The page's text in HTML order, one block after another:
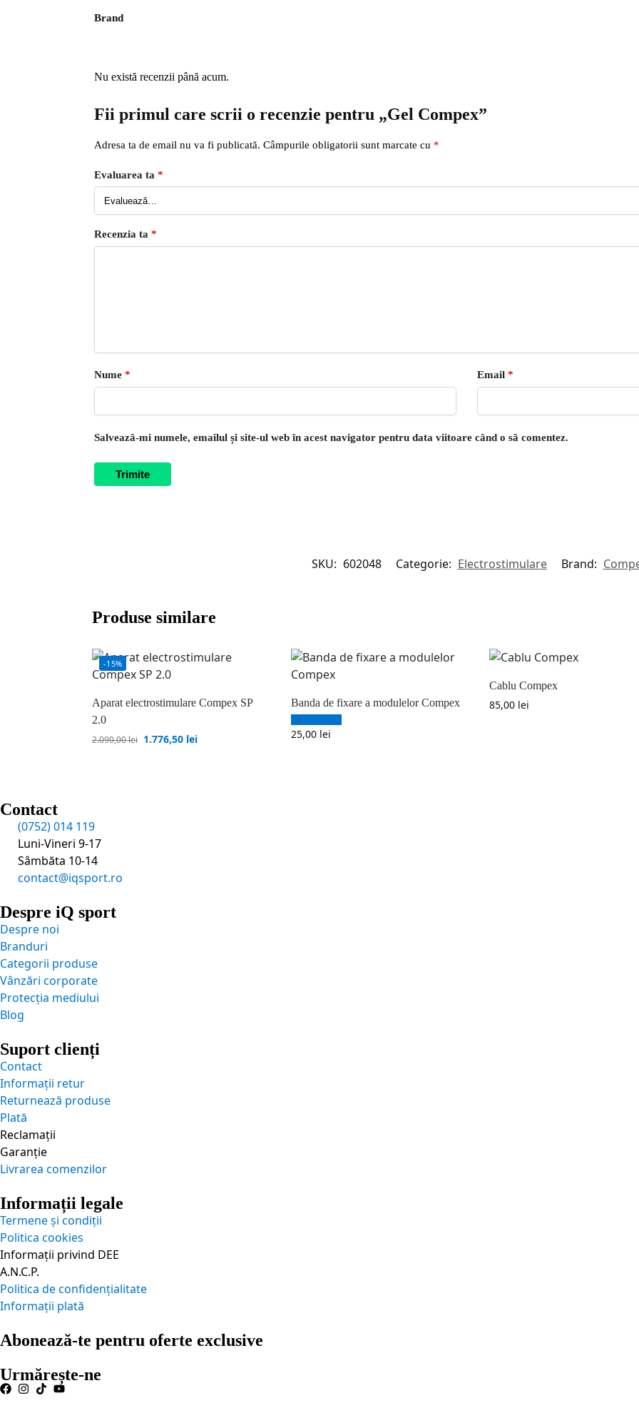
Brand
Nu există recenzii până acum.
Fii primul care scrii o recenzie pentru „Gel Compex”
Adresa ta de email nu va fi publicată. Câmpurile obligatorii sunt marcate cu *
Evaluarea ta *
Recenzia ta *
Nume * Email *
Salvează-mi numele, emailul și site-ul web în acest navigator pentru data viitoare când o să comentez.
SKU: 602048 Categorie: Electrostimulare Brand:
Produse similare
-15%
Aparat electrostimulare Compex SP
2.0
2.090,00lei 1.776,50 lei
Banda de fixare a modulelor Compex
25,00 lei
Cablu Compex
85,00 lei
Contact
(0752) 014 119
Luni-Vineri 9-17
Sâmbăta 10-14
contact@iqsport.ro
Despre iQ sport
Despre noi
Branduri
Categorii produse
Vânzări corporate
Protecția mediului
Blog
Suport clienți
Contact
Informații retur
Returnează produse
Plată
Reclamații
Garanție
Livrarea comenzilor
Informații legale
Termene și condiții
Politica cookies
Informații privind DEE
A.N.C.P.
Politica de confidențialitate
Informații plată
Abonează-te pentru oferte exclusive
Urmărește-ne